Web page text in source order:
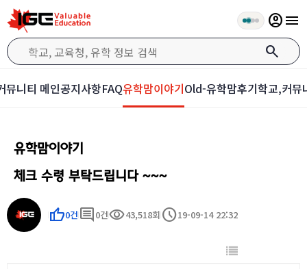
search
account_circlemenu
뮤니티 메인공지사항FAQ유학맘이야기Old-유학맘후기학교,커뮤
유학맘이야기
체크 수령 부탁드립니다 ~~~
thumb_up0건 comment 0건visibility43,518회 schedule19-09-14 22:32